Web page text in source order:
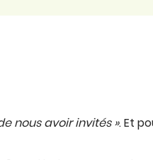
nous avoir invités ». Et